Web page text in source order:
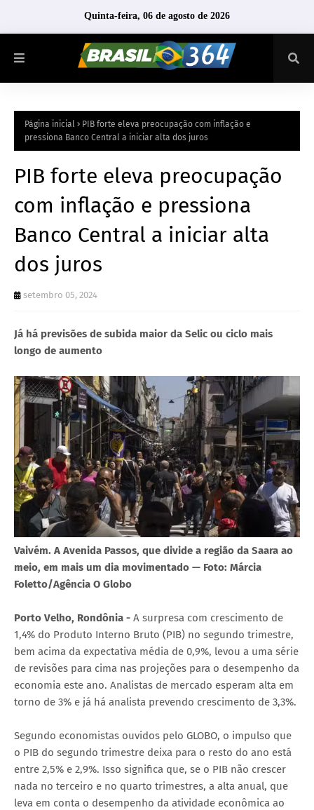
Quinta-feira, 06 de agosto de 2026
Página inicial
PIB forte eleva preocupação com inflação e
pressiona Banco Central a iniciar alta dos juros
PIB forte eleva preocupação
com inflação e pressiona
Banco Central a iniciar alta
dos juros
setembro 05, 2024
Já há previsões de subida maior da Selic ou ciclo mais
longo de aumento
Vaivém. A Avenida Passos, que divide a região da Saara ao
meio, em mais um dia movimentado — Foto: Márcia
Foletto/Agência O Globo
Porto Velho, Rondônia - A surpresa com crescimento de
1,4% do Produto Interno Bruto (PIB) no segundo trimestre,
bem acima da expectativa média de 0,9%, levou a uma série
de revisões para cima nas projeções para o desempenho da
economia este ano. Analistas de mercado esperam alta em
torno de 3% e já há analista prevendo crescimento de 3,3%.
Segundo economistas ouvidos pelo GLOBO, o impulso que
o PIB do segundo trimestre deixa para o resto do ano está
entre 2,5% e 2,9%. Isso significa que, se o PIB não crescer
nada no terceiro e no quarto trimestres, a alta anual, que
leva em conta o desempenho da atividade econômica ao